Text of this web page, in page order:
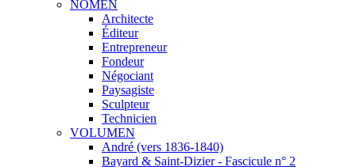
NOMEN
Architecte
Éditeur
Entrepreneur
Fondeur
Négociant
Paysagiste
Sculpteur
Technicien
VOLUMEN
André (vers 1836-1840)
Bayard & Saint-Dizier - Fascicule n° 2